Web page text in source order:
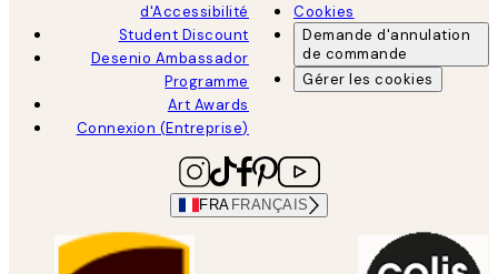
d'Accessibilité
Student Discount
Desenio Ambassador
Programme
Art Awards
Connexion (Entreprise)
Cookies
Demande d'annulation
de commande
Gérer les cookies
FRA FRANÇAIS